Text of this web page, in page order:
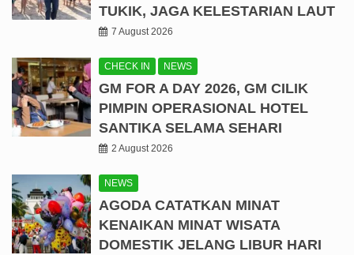
TUKIK, JAGA KELESTARIAN LAUT
7 August 2026
CHECK IN NEWS
GM FOR A DAY 2026, GM CILIK
PIMPIN OPERASIONAL HOTEL
SANTIKA SELAMA SEHARI
2 August 2026
NEWS
AGODA CATATKAN MINAT
KENAIKAN MINAT WISATA
DOMESTIK JELANG LIBUR HARI